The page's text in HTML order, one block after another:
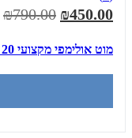
₪450.00
₪790.00
מוט אולימפי מקצועי 20 ק"ג – לאימוני קרוספיט והנפות אולימפיות